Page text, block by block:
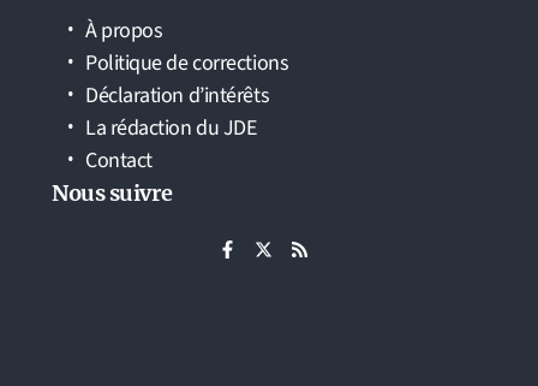
À propos
Politique de corrections
Déclaration d’intérêts
La rédaction du JDE
Contact
Nous suivre